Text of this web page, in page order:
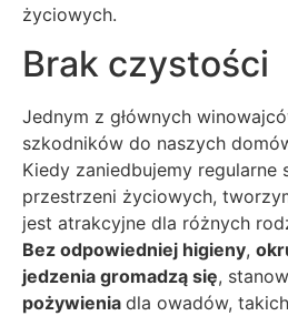
życiowych.
Brak czystości
Jednym z głównych
szkodników do naszych
Kiedy zaniedbujemy regularne
przestrzeni życiowych,
jest atrakcyjne dla różnych
Bez odpowiedniej higieny,
jedzenia gromadzą się,
pożywienia dla owadów,